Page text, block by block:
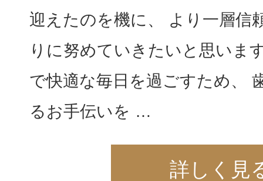
迎えたのを機に、 より一層信
りに努めていきたいと思いま
で快適な毎日を過ごすため、
るお手伝いを …
詳しく見